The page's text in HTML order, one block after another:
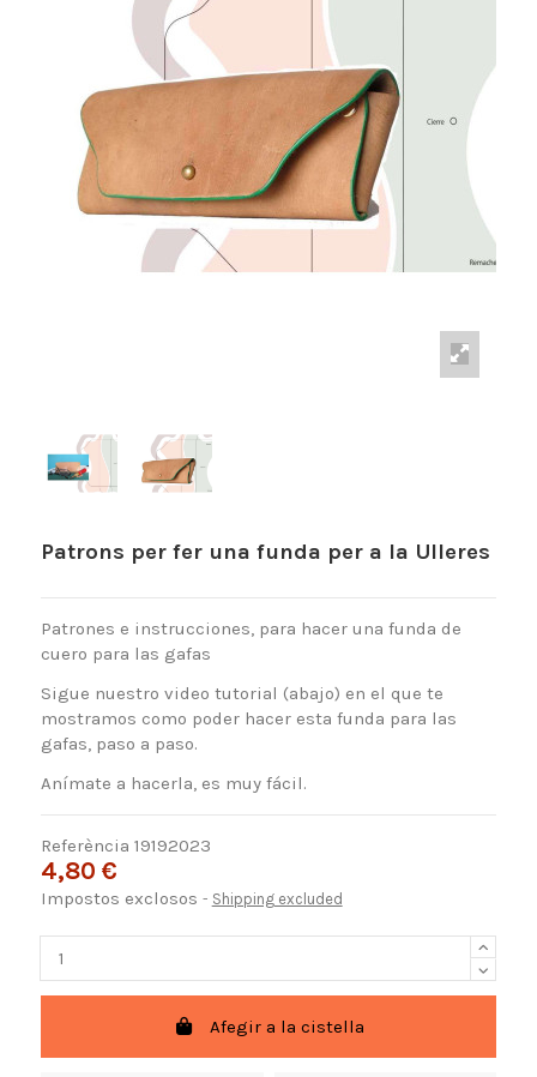
Patrons per fer una funda per a la Ulleres
Patrones e instrucciones, para hacer una funda de
cuero para las gafas
Sigue nuestro video tutorial (abajo) en el que te
mostramos como poder hacer esta funda para las
gafas, paso a paso.
Anímate a hacerla, es muy fácil.
Referència 19192023
4,80 €
Impostos exclosos Shipping excluded
Afegir a la cistella